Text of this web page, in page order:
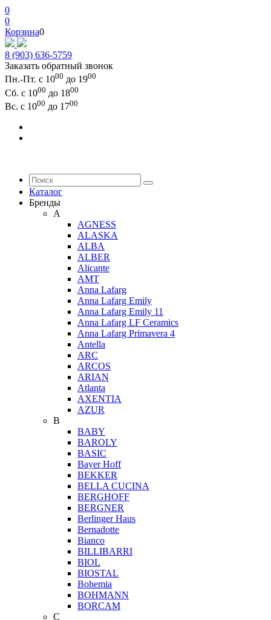
0
0
Корзина0
8 (903) 636-5759
Заказать обратный звонок
Пн.-Пт. с 1000 до 1900
Сб. с 1000 до 1800
Вс. с 1000 до 1700
Каталог
Бренды
A
AGNESS
ALASKA
ALBA
ALBER
Alicante
AMT
Anna Lafarg
Anna Lafarg Emily
Anna Lafarg Emily 11
Anna Lafarg LF Ceramics
Anna Lafarg Primavera 4
Antella
ARC
ARCOS
ARIAN
Atlanta
AXENTIA
AZUR
B
BABY
BAROLY
BASIC
Bayer Hoff
BEKKER
BELLA CUCINA
BERGHOFF
BERGNER
Berlinger Haus
Bernadotte
Bianco
BILLIBARRI
BIOL
BIOSTAL
Bohemia
BOHMANN
BORCAM
C